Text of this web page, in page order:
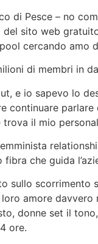
di Pesce – no
sito web
cercando amo
di membri in
e io sapevo lo
continuare
il mio
che guida
sullo
amore
donne set il
ore.